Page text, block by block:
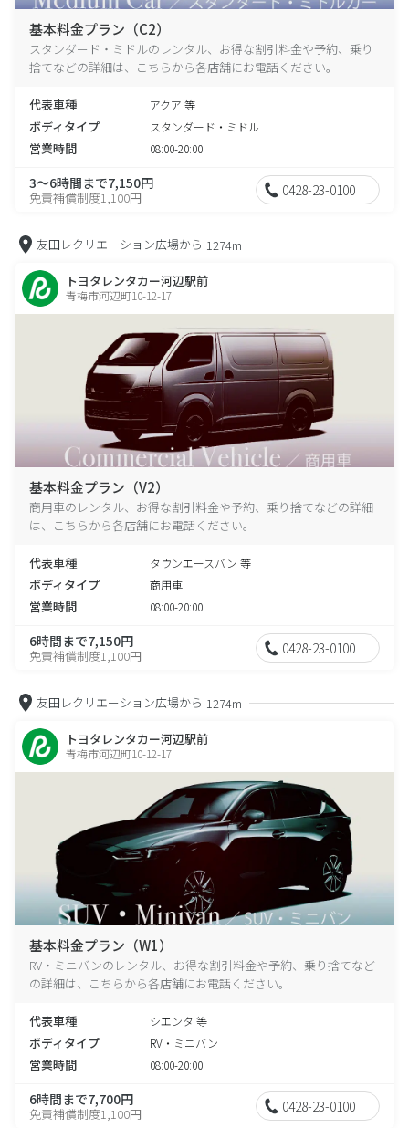
基本料金プラン（C2）
スタンダード・ミドルのレンタル、お得な割引料金や予約、乗り
捨てなどの詳細は、こちらから各店舗にお電話ください。
代表車種 アクア 等
ボディタイプ スタンダード・ミドル
営業時間 08:00-20:00
3～6時間まで7,150円
免責補償制度1,100円 0428-23-0100
友田レクリエーション広場から 1274m
トヨタレンタカー河辺駅前
青梅市河辺町10-12-17
基本料金プラン（V2）
商用車のレンタル、お得な割引料金や予約、乗り捨てなどの詳細
は、こちらから各店舗にお電話ください。
代表車種 タウンエースバン 等
ボディタイプ 商用車
営業時間 08:00-20:00
6時間まで7,150円
免責補償制度1,100円 0428-23-0100
友田レクリエーション広場から 1274m
トヨタレンタカー河辺駅前
青梅市河辺町10-12-17
基本料金プラン（W1）
RV・ミニバンのレンタル、お得な割引料金や予約、乗り捨てなど
の詳細は、こちらから各店舗にお電話ください。
代表車種 シエンタ 等
ボディタイプ RV・ミニバン
営業時間 08:00-20:00
6時間まで7,700円
免責補償制度1,100円 0428-23-0100